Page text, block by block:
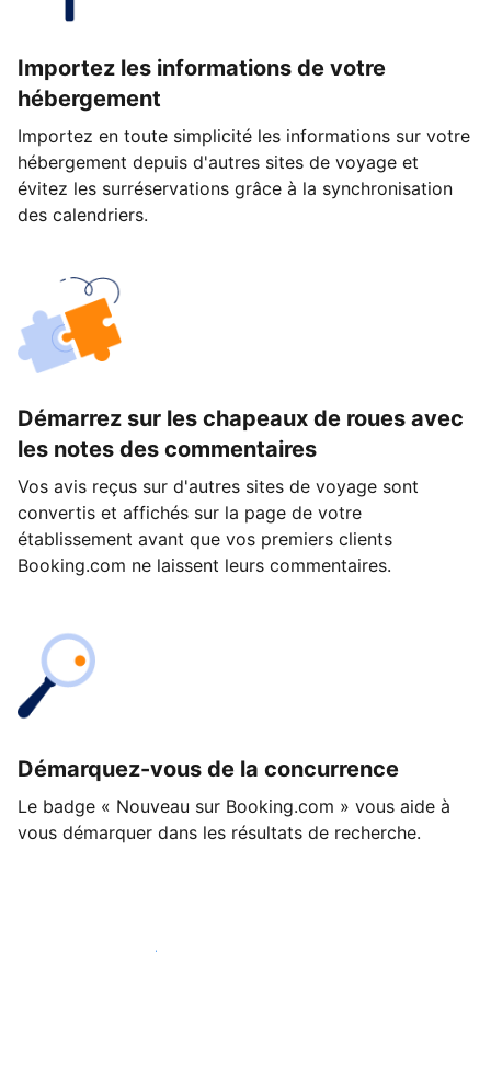
Importez les informations de votre
hébergement
Importez en toute simplicité les informations sur votre
hébergement depuis d'autres sites de voyage et
évitez les surréservations grâce à la synchronisation
des calendriers.
Démarrez sur les chapeaux de roues avec
les notes des commentaires
Vos avis reçus sur d'autres sites de voyage sont
convertis et affichés sur la page de votre
établissement avant que vos premiers clients
Booking.com ne laissent leurs commentaires.
Démarquez-vous de la concurrence
Le badge « Nouveau sur Booking.com » vous aide à
vous démarquer dans les résultats de recherche.
Lancez-vous dès aujourd'hui